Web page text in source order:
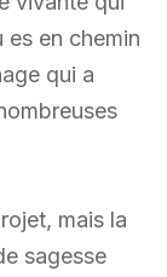
es en chemin
qui a
mais la
sagesse